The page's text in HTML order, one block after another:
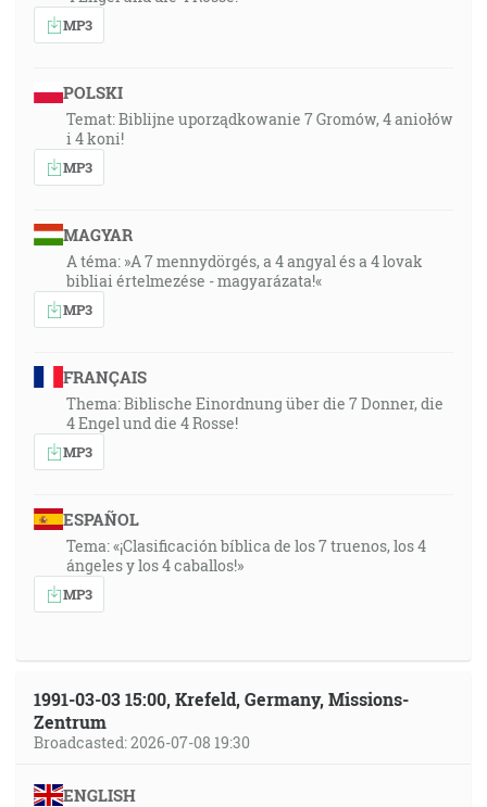
MP3
POLSKI
Temat: Biblijne uporządkowanie 7 Gromów, 4 aniołów
i 4 koni!
MP3
MAGYAR
A téma: »A 7 mennydörgés, a 4 angyal és a 4 lovak
bibliai értelmezése - magyarázata!«
MP3
FRANÇAIS
Thema: Biblische Einordnung über die 7 Donner, die
4 Engel und die 4 Rosse!
MP3
ESPAÑOL
Tema: «¡Clasificación bíblica de los 7 truenos, los 4
ángeles y los 4 caballos!»
MP3
1991-03-03 15:00, Krefeld, Germany, Missions-
Zentrum
Broadcasted: 2026-07-08 19:30
ENGLISH